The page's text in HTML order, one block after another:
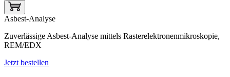
Asbest-Analyse
Zuverlässige Asbest-Analyse mittels Rasterelektronenmikroskopie,
REM/EDX
Jetzt bestellen